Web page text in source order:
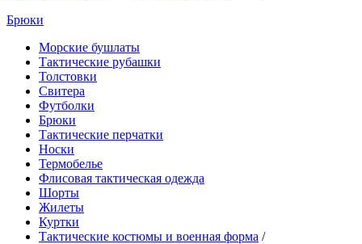
Брюки
Морские бушлаты
Тактические рубашки
Толстовки
Свитера
Футболки
Брюки
Тактические перчатки
Носки
Термобелье
Флисовая тактическая одежда
Шорты
Жилеты
Куртки
Тактические костюмы и военная форма /